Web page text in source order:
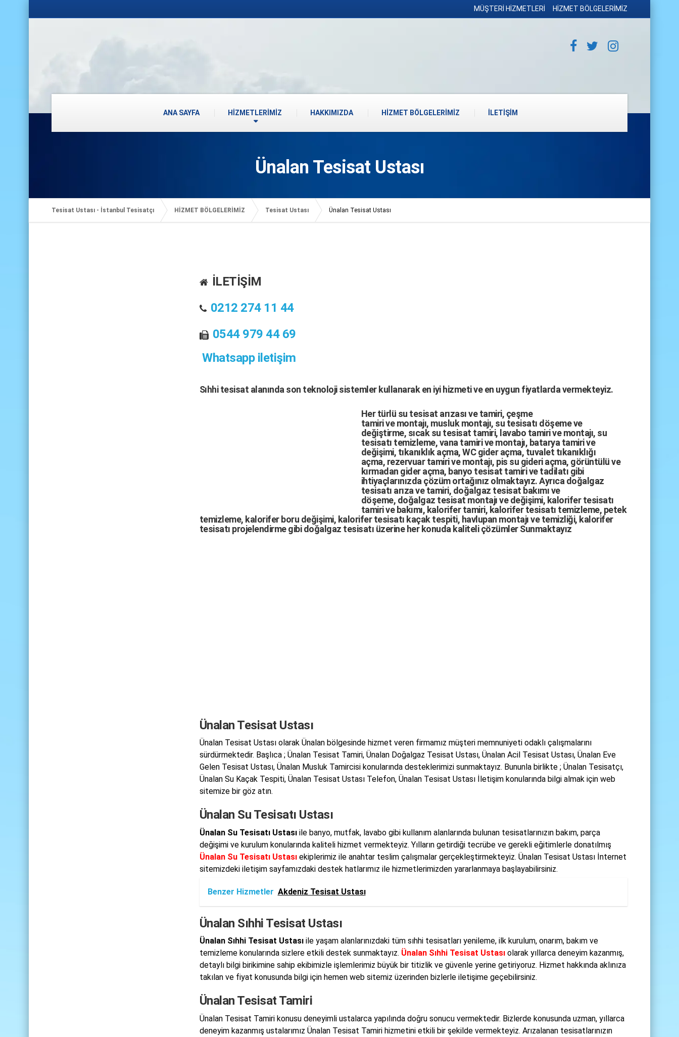
MÜŞTERİ HİZMETLERİ HİZMET BÖLGELERİMİZ
ANA SAYFA HİZMETLERİMİZ HAKKIMIZDA HİZMET BÖLGELERİMİZ İLETİŞİM
Ünalan Tesisat Ustası
Tesisat Ustası - İstanbul Tesisatçı HİZMET BÖLGELERİMİZ Tesisat Ustası Ünalan Tesisat Ustası
İLETİŞİM
0212 274 11 44
0544 979 44 69
Whatsapp iletişim
Sıhhi tesisat alanında son teknoloji sistemler kullanarak en iyi hizmeti ve en uygun fiyatlarda vermekteyiz.
Her türlü su tesisat arızasıve tamiri, çeşme
tamirivemontajı, musluk montajı, su tesisatı döşemeve
değiştirme, sıcak su tesisat tamiri, lavabo tamirivemontajı, su
tesisatı temizleme,vana tamirivemontajı, batarya tamirive
değişimi, tıkanıklık açma,WC gider açma, tuvalet tıkanıklığı
açma, rezervuar tamirive montajı, pis su gideri açma, görüntülü ve
kırmadan gider açma, banyo tesisat tamirivetadilatı gibi
ihtiyaçlarınızda çözüm ortağınız olmaktayız. Ayrıca doğalgaz
tesisatı arızave tamiri, doğalgaz tesisat bakımıve
döşeme, doğalgaz tesisat montajıve değişimi, kalorifer tesisatı
tamiri ve bakımı, kalorifer tamiri, kalorifer tesisatı temizleme, petek
temizleme, kalorifer boru değişimi, kalorifer tesisatı kaçak tespiti, havlupan montajı ve temizliği, kalorifer
tesisatı projelendirme gibi doğalgaz tesisatı üzerine her konuda kaliteli çözümler Sunmaktayız
Ünalan Tesisat Ustası
Ünalan Tesisat Ustası olarak Ünalan bölgesinde hizmet veren firmamız müşteri memnuniyeti odaklı çalışmalarını
sürdürmektedir. Başlıca ; Ünalan Tesisat Tamiri, Ünalan Doğalgaz Tesisat Ustası, Ünalan Acil Tesisat Ustası, Ünalan Eve
Gelen Tesisat Ustası, Ünalan Musluk Tamircisi konularında desteklerimizi sunmaktayız. Bununla birlikte ; Ünalan Tesisatçı,
Ünalan Su Kaçak Tespiti, Ünalan Tesisat Ustası Telefon, Ünalan Tesisat Ustası İletişim konularında bilgi almak için web
sitemize bir göz atın.
Ünalan Su Tesisatı Ustası
Ünalan Su Tesisatı Ustasıile banyo, mutfak, lavabo gibi kullanım alanlarında bulunan tesisatlarınızın bakım, parça
değişimi ve kurulum konularında kaliteli hizmet vermekteyiz. Yılların getirdiği tecrübe ve gerekli eğitimlerle donatılmış
Ünalan Su Tesisatı Ustasıekiplerimiz ile anahtar teslim çalışmalar gerçekleştirmekteyiz. Ünalan Tesisat Ustası İnternet
sitemizdeki iletişim sayfamızdaki destek hatlarımız ile hizmetlerimizden yararlanmaya başlayabilirsiniz.
Benzer Hizmetler Akdeniz Tesisat Ustası
Ünalan Sıhhi Tesisat Ustası
Ünalan Sıhhi Tesisat Ustasıile yaşam alanlarınızdaki tüm sıhhi tesisatları yenileme, ilk kurulum, onarım, bakım ve
temizleme konularında sizlere etkili destek sunmaktayız. Ünalan Sıhhi Tesisat Ustasıolarak yıllarca deneyim kazanmış,
detaylı bilgi birikimine sahip ekibimizle işlemlerimiz büyük bir titizlik ve güvenle yerine getiriyoruz. Hizmet hakkında aklınıza
takılan ve fiyat konusunda bilgi için hemen web sitemiz üzerinden bizlerle iletişime geçebilirsiniz.
Ünalan Tesisat Tamiri
Ünalan Tesisat Tamiri konusu deneyimli ustalarca yapılında doğru sonucu vermektedir. Bizlerde konusunda uzman, yıllarca
deneyim kazanmış ustalarımız Ünalan Tesisat Tamiri hizmetini etkili bir şekilde vermekteyiz. Arızalanan tesisatlarınızın